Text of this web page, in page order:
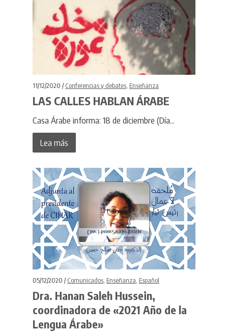
11/12/2020 /Conferencias y debates, Enseñanza
LAS CALLES HABLAN ÁRABE
Casa Árabe informa: 18 de diciembre (Día...
Lea más
05/12/2020 /Comunicados, Enseñanza, Español
Dra. Hanan Saleh Hussein,
coordinadora de «2021 Año de la
Lengua Árabe»